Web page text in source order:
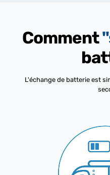
Comment
L'échange de batterie est